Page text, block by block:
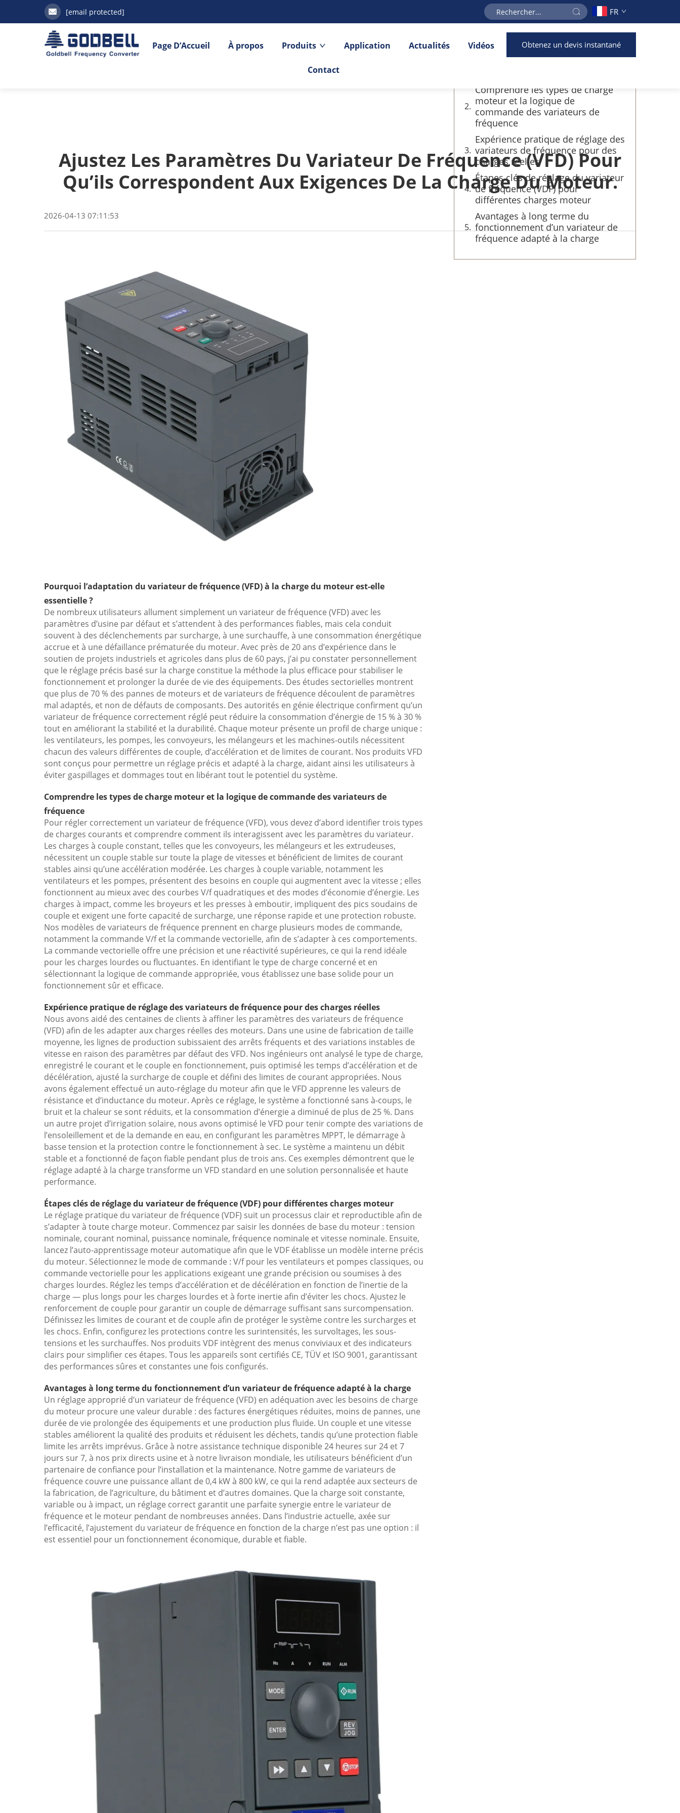
[email protected] FR
Page D’Accueil À propos Produits Application Actualités Vidéos
Contact
Obtenez un devis instantané
Ajustez Les Paramètres Du Variateur De Fréquence (VFD) Pour
Qu’ils Correspondent Aux Exigences De La Charge Du Moteur.
2026-04-13 07:11:53
Pourquoi l’adaptation du variateur de fréquence (VFD) à la charge du moteur est-elle
essentielle ?
De nombreux utilisateurs allument simplement un variateur de fréquence (VFD) avec les
paramètres d’usine par défaut et s’attendent à des performances fiables, mais cela conduit
souvent à des déclenchements par surcharge, à une surchauffe, à une consommation énergétique
accrue et à une défaillance prématurée du moteur. Avec près de 20 ans d’expérience dans le
soutien de projets industriels et agricoles dans plus de 60 pays, j’ai pu constater personnellement
que le réglage précis basé sur la charge constitue la méthode la plus efficace pour stabiliser le
fonctionnement et prolonger la durée de vie des équipements. Des études sectorielles montrent
que plus de 70 % des pannes de moteurs et de variateurs de fréquence découlent de paramètres
mal adaptés, et non de défauts de composants. Des autorités en génie électrique confirment qu’un
variateur de fréquence correctement réglé peut réduire la consommation d’énergie de 15 % à 30 %
tout en améliorant la stabilité et la durabilité. Chaque moteur présente un profil de charge unique :
les ventilateurs, les pompes, les convoyeurs, les mélangeurs et les machines-outils nécessitent
chacun des valeurs différentes de couple, d’accélération et de limites de courant. Nos produits VFD
sont conçus pour permettre un réglage précis et adapté à la charge, aidant ainsi les utilisateurs à
éviter gaspillages et dommages tout en libérant tout le potentiel du système.
Comprendre les types de charge moteur et la logique de commande des variateurs de
fréquence
Pour régler correctement un variateur de fréquence (VFD), vous devez d’abord identifier trois types
de charges courants et comprendre comment ils interagissent avec les paramètres du variateur.
Les charges à couple constant, telles que les convoyeurs, les mélangeurs et les extrudeuses,
nécessitent un couple stable sur toute la plage de vitesses et bénéficient de limites de courant
stables ainsi qu’une accélération modérée. Les charges à couple variable, notamment les
ventilateurs et les pompes, présentent des besoins en couple qui augmentent avec la vitesse ; elles
fonctionnent au mieux avec des courbes V/f quadratiques et des modes d’économie d’énergie. Les
charges à impact, comme les broyeurs et les presses à emboutir, impliquent des pics soudains de
couple et exigent une forte capacité de surcharge, une réponse rapide et une protection robuste.
Nos modèles de variateurs de fréquence prennent en charge plusieurs modes de commande,
notamment la commande V/f et la commande vectorielle, afin de s’adapter à ces comportements.
La commande vectorielle offre une précision et une réactivité supérieures, ce qui la rend idéale
pour les charges lourdes ou fluctuantes. En identifiant le type de charge concerné et en
sélectionnant la logique de commande appropriée, vous établissez une base solide pour un
fonctionnement sûr et efficace.
Expérience pratique de réglage des variateurs de fréquence pour des charges réelles
Nous avons aidé des centaines de clients à affiner les paramètres des variateurs de fréquence
(VFD) afin de les adapter aux charges réelles des moteurs. Dans une usine de fabrication de taille
moyenne, les lignes de production subissaient des arrêts fréquents et des variations instables de
vitesse en raison des paramètres par défaut des VFD. Nos ingénieurs ont analysé le type de charge,
enregistré le courant et le couple en fonctionnement, puis optimisé les temps d’accélération et de
décélération, ajusté la surcharge de couple et défini des limites de courant appropriées. Nous
avons également effectué un auto-réglage du moteur afin que le VFD apprenne les valeurs de
résistance et d’inductance du moteur. Après ce réglage, le système a fonctionné sans à-coups, le
bruit et la chaleur se sont réduits, et la consommation d’énergie a diminué de plus de 25 %. Dans
un autre projet d’irrigation solaire, nous avons optimisé le VFD pour tenir compte des variations de
l’ensoleillement et de la demande en eau, en configurant les paramètres MPPT, le démarrage à
basse tension et la protection contre le fonctionnement à sec. Le système a maintenu un débit
stable et a fonctionné de façon fiable pendant plus de trois ans. Ces exemples démontrent que le
réglage adapté à la charge transforme un VFD standard en une solution personnalisée et haute
performance.
Étapes clés de réglage du variateur de fréquence (VDF) pour différentes charges moteur
Le réglage pratique du variateur de fréquence (VDF) suit un processus clair et reproductible afin de
s’adapter à toute charge moteur. Commencez par saisir les données de base du moteur : tension
nominale, courant nominal, puissance nominale, fréquence nominale et vitesse nominale. Ensuite,
lancez l’auto-apprentissage moteur automatique afin que le VDF établisse un modèle interne précis
du moteur. Sélectionnez le mode de commande : V/f pour les ventilateurs et pompes classiques, ou
commande vectorielle pour les applications exigeant une grande précision ou soumises à des
charges lourdes. Réglez les temps d’accélération et de décélération en fonction de l’inertie de la
charge — plus longs pour les charges lourdes et à forte inertie afin d’éviter les chocs. Ajustez le
renforcement de couple pour garantir un couple de démarrage suffisant sans surcompensation.
Définissez les limites de courant et de couple afin de protéger le système contre les surcharges et
les chocs. Enfin, configurez les protections contre les surintensités, les survoltages, les sous-
tensions et les surchauffes. Nos produits VDF intègrent des menus conviviaux et des indicateurs
clairs pour simplifier ces étapes. Tous les appareils sont certifiés CE, TÜV et ISO 9001, garantissant
des performances sûres et constantes une fois configurés.
Avantages à long terme du fonctionnement d’un variateur de fréquence adapté à la charge
Un réglage approprié d’un variateur de fréquence (VFD) en adéquation avec les besoins de charge
du moteur procure une valeur durable : des factures énergétiques réduites, moins de pannes, une
durée de vie prolongée des équipements et une production plus fluide. Un couple et une vitesse
stables améliorent la qualité des produits et réduisent les déchets, tandis qu’une protection fiable
limite les arrêts imprévus. Grâce à notre assistance technique disponible 24 heures sur 24 et 7
jours sur 7, à nos prix directs usine et à notre livraison mondiale, les utilisateurs bénéficient d’un
partenaire de confiance pour l’installation et la maintenance. Notre gamme de variateurs de
fréquence couvre une puissance allant de 0,4 kW à 800 kW, ce qui la rend adaptée aux secteurs de
la fabrication, de l’agriculture, du bâtiment et d’autres domaines. Que la charge soit constante,
variable ou à impact, un réglage correct garantit une parfaite synergie entre le variateur de
fréquence et le moteur pendant de nombreuses années. Dans l’industrie actuelle, axée sur
l’efficacité, l’ajustement du variateur de fréquence en fonction de la charge n’est pas une option : il
est essentiel pour un fonctionnement économique, durable et fiable.
Table des matières
Pourquoi l’adaptation du variateur
Comprendre les types de charge
moteur et la logique de
commande des variateurs de
fréquence
Expérience pratique de réglage des
variateurs de fréquence pour des
charges réelles
Étapes clés de réglage du variateur
de fréquence (VDF) pour
différentes charges moteur
Avantages à long terme du
fonctionnement d’un variateur de
fréquence adapté à la charge